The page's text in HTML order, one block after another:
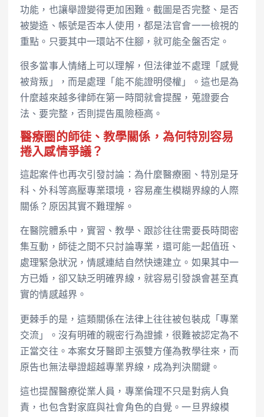
功能，也讓舉證變得更加困難。截圖是否完整、是否
被變造、帳號是否本人使用，都是法官會一一檢視的
重點。只要其中一環站不住腳，就可能全盤否定。
很多當事人情緒上可以理解，但法律並不處理「感覺
被背叛」，而是處理「能不能證明侵權」。這也是為
什麼越來越多律師在第一時間就會提醒，蒐證要合
法、要完整，否則提告風險極高。
醫療圈的師徒、教學關係，為何特別容易
捲入感情爭議？
這起案件也再次引發討論：為什麼醫療圈、特別是牙
科、外科等高壓專業環境，容易產生模糊界線的人際
關係？原因其實不難理解。
在醫院體系中，實習、教學、跟診往往需要長時間密
集互動，師徒之間不只討論專業，還可能一起值班、
處理緊急狀況，情感連結自然快速建立。如果其中一
方已婚，卻又缺乏明確界線，就容易引發誤會甚至真
實的情感越界。
更棘手的是，這類關係在法律上往往被包裝成「專業
交流」。沒有明確的親密行為證據，很難被認定為不
正當交往。本案女牙醫即主張雙方僅為教學往來，而
原告也無法舉證超越專業界線，成為判決關鍵。
這也提醒醫療從業人員，專業倫理不只是對病人負
責，也包含對家庭與社會角色的自覺。一旦界線模